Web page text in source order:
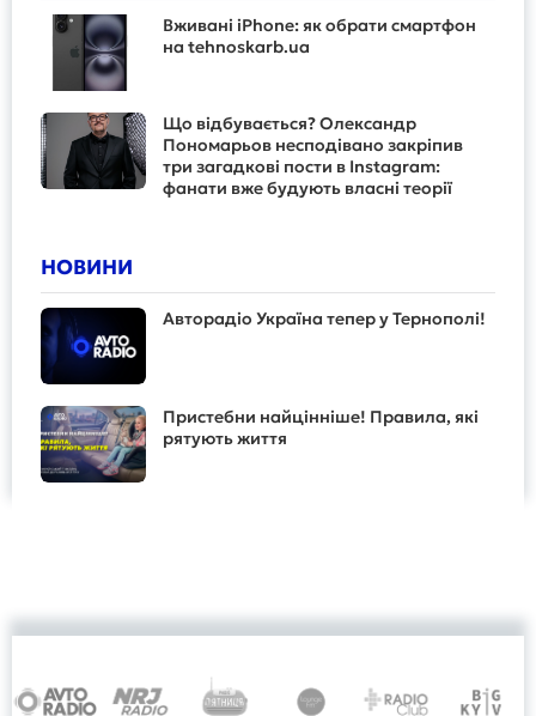
Вживані iPhone: як обрати смартфон
на tehnoskarb.ua
Що відбувається? Олександр
Пономарьов несподівано закріпив
три загадкові пости в Instagram:
фанати вже будують власні теорії
НОВИНИ
Авторадіо Україна тепер у Тернополі!
Пристебни найцінніше! Правила, які
рятують життя